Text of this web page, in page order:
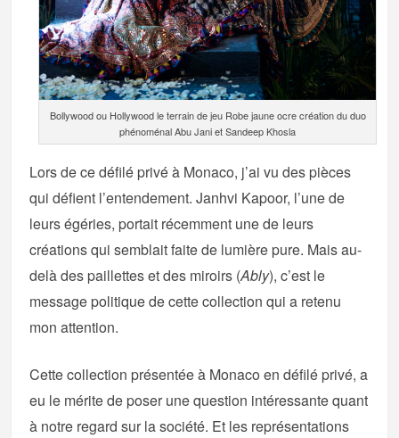
Bollywood ou Hollywood le terrain de jeu Robe jaune ocre création du duo
phénoménal Abu Jani et Sandeep Khosla
Lors de ce défilé privé à Monaco, j’ai vu des pièces
qui défient l’entendement. Janhvi Kapoor, l’une de
leurs égéries, portait récemment une de leurs
créations qui semblait faite de lumière pure. Mais au-
delà des paillettes et des miroirs (Ably), c’est le
message politique de cette collection qui a retenu
mon attention.
Cette collection présentée à Monaco en défilé privé, a
eu le mérite de poser une question intéressante quant
à notre regard sur la société. Et les représentations